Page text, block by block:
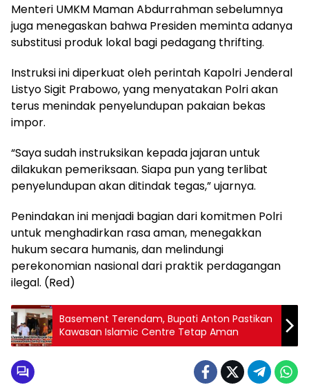
Menteri UMKM Maman Abdurrahman sebelumnya
juga menegaskan bahwa Presiden meminta adanya
substitusi produk lokal bagi pedagang thrifting.
Instruksi ini diperkuat oleh perintah Kapolri Jenderal
Listyo Sigit Prabowo, yang menyatakan Polri akan
terus menindak penyelundupan pakaian bekas
impor.
“Saya sudah instruksikan kepada jajaran untuk
dilakukan pemeriksaan. Siapa pun yang terlibat
penyelundupan akan ditindak tegas,” ujarnya.
Penindakan ini menjadi bagian dari komitmen Polri
untuk menghadirkan rasa aman, menegakkan
hukum secara humanis, dan melindungi
perekonomian nasional dari praktik perdagangan
ilegal. (Red)
Basement Terendam, Bupati Anton Pastikan
Kawasan Islamic Centre Tetap Aman